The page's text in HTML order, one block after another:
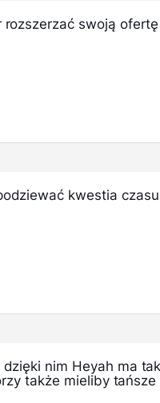
swoją
kwestia
nim Heyah ma
także mieliby